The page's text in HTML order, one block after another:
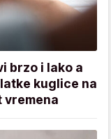
brzo i lako a
kuglice na
vremena